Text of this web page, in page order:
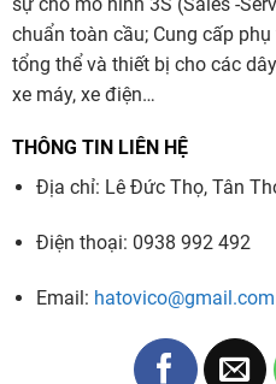
chuẩn toàn cầu; Cung cấp
tổng thể và thiết bị cho các
xe máy, xe điện…
THÔNG TIN LIÊN HỆ
Địa chỉ: Lê Đức Thọ, Tân
Điện thoại: 0938 992 492
Email: hatovico@gmail.com